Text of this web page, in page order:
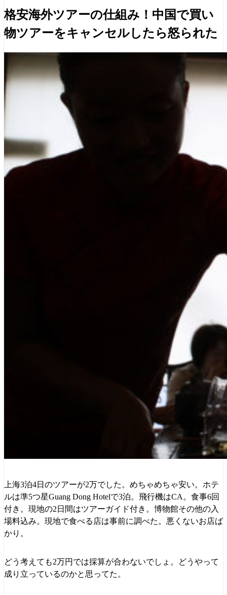
格安海外ツアーの仕組み！中国で買い
物ツアーをキャンセルしたら怒られた
上海3泊4日のツアーが2万でした。めちゃめちゃ安い。ホテ
ルは準5つ星Guang Dong Hotelで3泊。飛行機はCA。食事6回
付き。現地の2日間はツアーガイド付き。博物館その他の入
場料込み。現地で食べる店は事前に調べた。悪くないお店ば
かり。
どう考えても2万円では採算が合わないでしょ。どうやって
成り立っているのかと思ってた。